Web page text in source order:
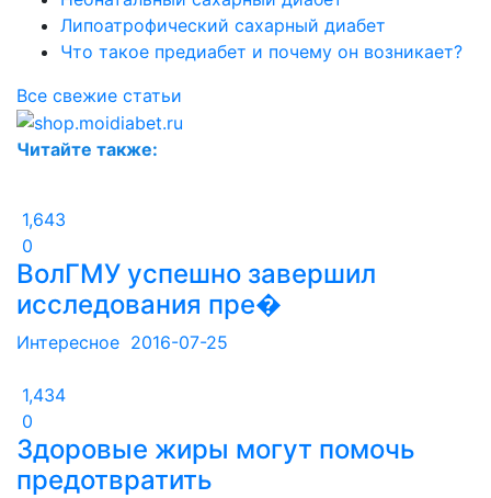
Липоатрофический сахарный диабет
Что такое предиабет и почему он возникает?
Все свежие статьи
Читайте также:
1,643
0
ВолГМУ успешно завершил
исследования пре�
Интересное 2016-07-25
1,434
0
Здоровые жиры могут помочь
предотвратить